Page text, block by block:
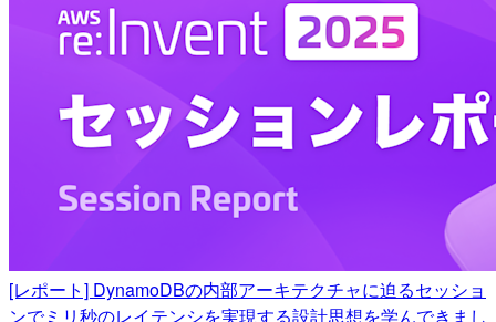
[レポート] DynamoDBの内部アーキテクチャに迫るセッショ
ンでミリ秒のレイテンシを実現する設計思想を学んできまし